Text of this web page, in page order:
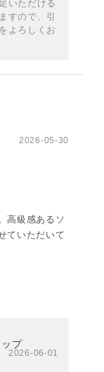
いただける
すので、引
よろしくお
2026-05-30
高級感あるソ
ていただいて
プ
2026-06-01